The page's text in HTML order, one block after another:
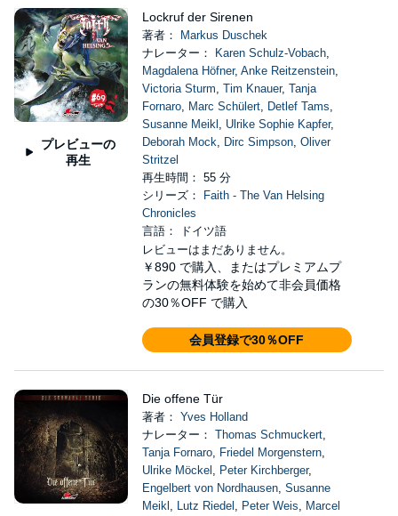
プレビューの
再生
Lockruf der Sirenen
著者：
Markus Duschek
ナレーター：
Karen Schulz-Vobach,
Magdalena Höfner, Anke Reitzenstein,
Victoria Sturm, Tim Knauer, Tanja
Fornaro, Marc Schülert, Detlef Tams,
Susanne Meikl , Ulrike Sophie Kapfer,
Deborah Mock, Dirc Simpson, Oliver
Stritzel
再生時間： 55 分
シリーズ：
Faith - The Van Helsing
Chronicles
言語： ドイツ語
レビューはまだありません。
￥890 で購入、またはプレミアムプ
ランの無料体験を始めて非会員価格
の30％OFF で購入
会員登録で30％OFF
Die offene Tür
著者： Yves Holland
ナレーター： Thomas Schmuckert,
Tanja Fornaro, Friedel Morgenstern,
Ulrike Möckel , Peter Kirchberger,
Engelbert von Nordhausen, Susanne
Meikl , Lutz Riedel , Peter Weis, Marcel